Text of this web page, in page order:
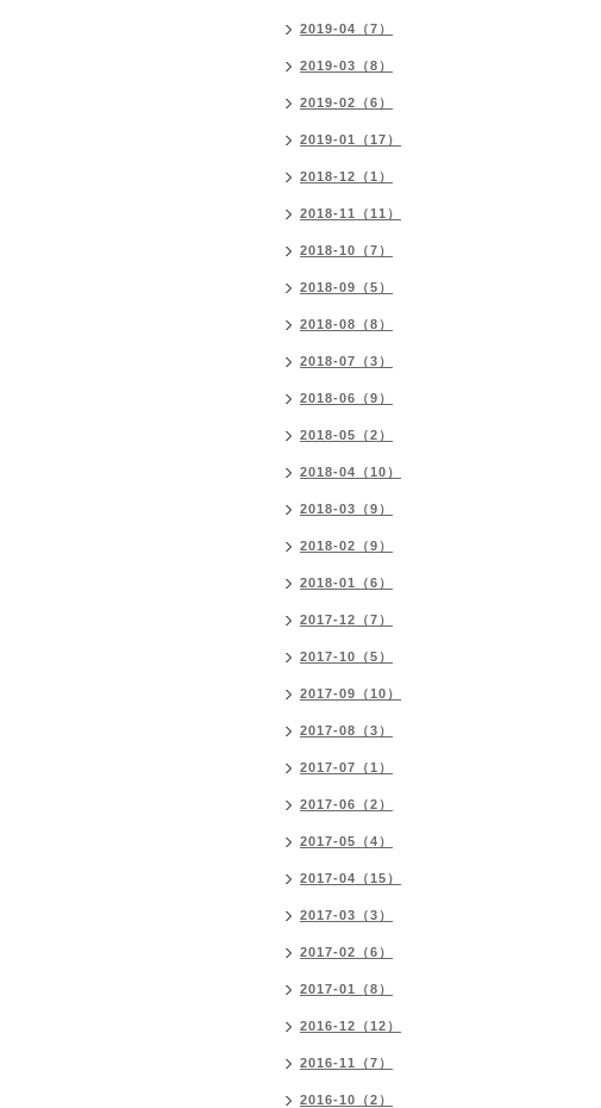
2019-04（7）
2019-03（8）
2019-02（6）
2019-01（17）
2018-12（1）
2018-11（11）
2018-10（7）
2018-09（5）
2018-08（8）
2018-07（3）
2018-06（9）
2018-05（2）
2018-04（10）
2018-03（9）
2018-02（9）
2018-01（6）
2017-12（7）
2017-10（5）
2017-09（10）
2017-08（3）
2017-07（1）
2017-06（2）
2017-05（4）
2017-04（15）
2017-03（3）
2017-02（6）
2017-01（8）
2016-12（12）
2016-11（7）
2016-10（2）